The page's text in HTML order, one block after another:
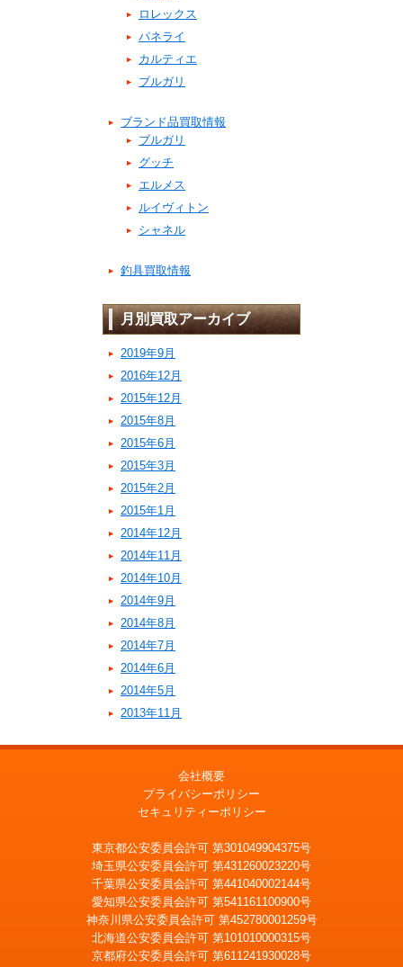
ロレックス
パネライ
カルティエ
ブルガリ
ブランド品買取情報
ブルガリ
グッチ
エルメス
ルイヴィトン
シャネル
釣具買取情報
月別買取アーカイブ
2019年9月
2016年12月
2015年12月
2015年8月
2015年6月
2015年3月
2015年2月
2015年1月
2014年12月
2014年11月
2014年10月
2014年9月
2014年8月
2014年7月
2014年6月
2014年5月
2013年11月
会社概要
プライバシーポリシー
セキュリティーポリシー
東京都公安委員会許可 第301049904375号
埼玉県公安委員会許可 第431260023220号
千葉県公安委員会許可 第441040002144号
愛知県公安委員会許可 第541161100900号
神奈川県公安委員会許可 第452780001259号
北海道公安委員会許可 第101010000315号
京都府公安委員会許可 第611241930028号